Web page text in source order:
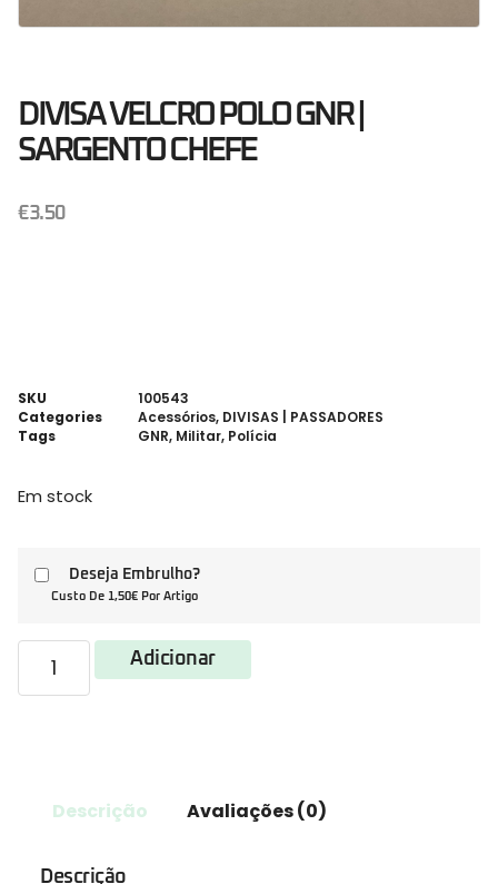
DIVISA VELCRO POLO GNR |
SARGENTO CHEFE
€3.50
SKU
100543
Categories
Acessórios, DIVISAS | PASSADORES
Tags
GNR, Militar, Polícia
Em stock
Deseja Embrulho?
Custo De 1,50€ Por Artigo
Adicionar
Descrição Avaliações (0)
Descrição